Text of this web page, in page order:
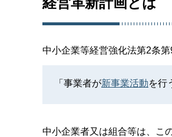
中小企業等経営強化法第2条
「事業者が新事業活動を行
中小企業者又は組合等は、こ